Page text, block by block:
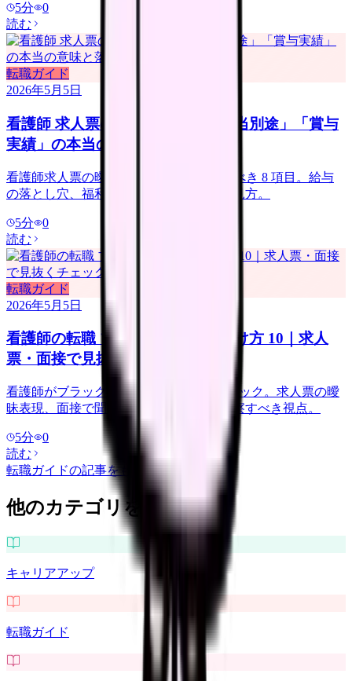
5分
0
読む
転職ガイド
2026年5月5日
看護師 求人票の読み方｜「夜勤手当別途」「賞与
実績」の本当の意味と落とし穴
看護師求人票の曖昧表現の真意 + 確認すべき 8 項目。給与
の落とし穴、福利厚生の罠、賞与実績の見方。
5分
0
読む
転職ガイド
2026年5月5日
看護師の転職 ブラック病院の見分け方 10｜求人
票・面接で見抜くチェックリスト
看護師がブラック病院を回避する 10 チェック。求人票の曖
昧表現、面接で聞くべき質問、見学で観察すべき視点。
5分
0
読む
転職ガイドの記事をもっと見る
他のカテゴリを探す
キャリアアップ
転職ガイド